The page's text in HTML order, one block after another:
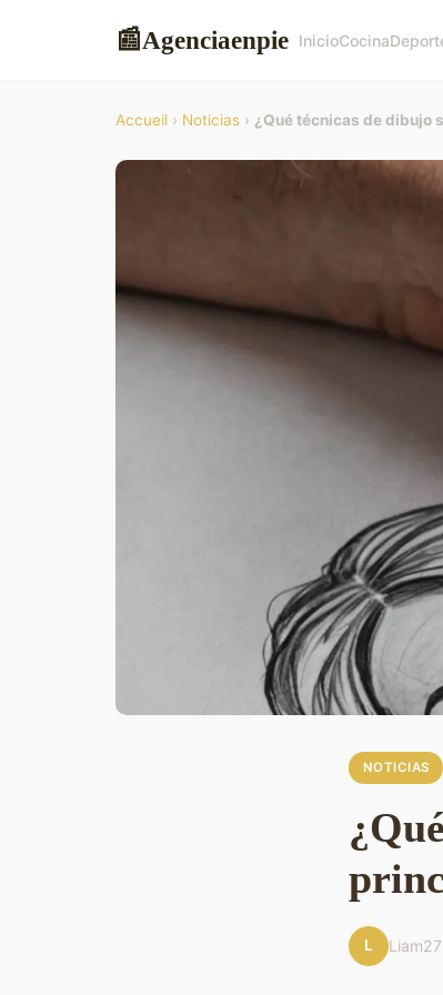
📰Agenciaenpie InicioCocina
Accueil › Noticias › ¿Qué técnicas de dibujo
NOTICIAS
L Liam